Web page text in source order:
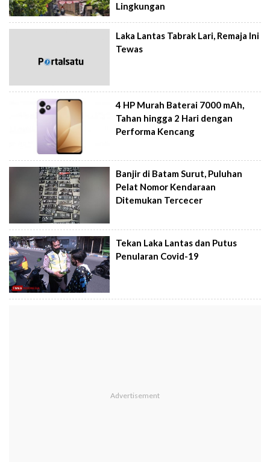
Lingkungan
Laka Lantas Tabrak Lari, Remaja Ini
Tewas
4 HP Murah Baterai 7000 mAh,
Tahan hingga 2 Hari dengan
Performa Kencang
Banjir di Batam Surut, Puluhan
Pelat Nomor Kendaraan
Ditemukan Tercecer
Tekan Laka Lantas dan Putus
Penularan Covid-19